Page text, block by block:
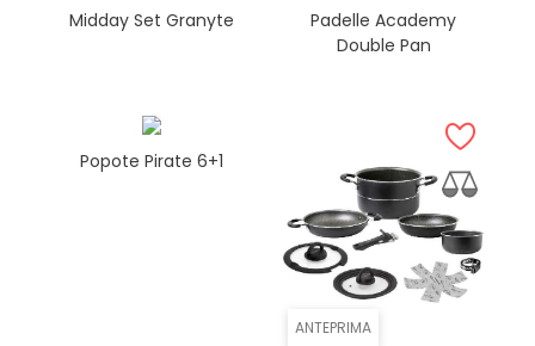
Midday Set Granyte
Padelle Academy
Double Pan
Popote Pirate 6+1
ANTEPRIMA